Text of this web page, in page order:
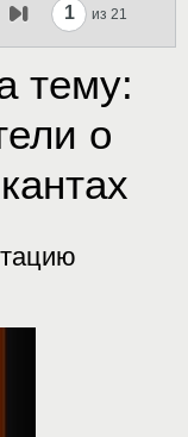
1 из 21
тему:
о